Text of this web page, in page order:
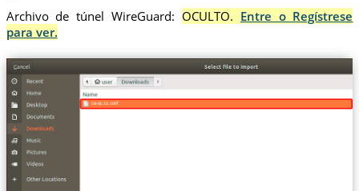
Archivo de túnel WireGuard: OCULTO. Entre o Regístrese
para ver.
ca-qc.tz.conf